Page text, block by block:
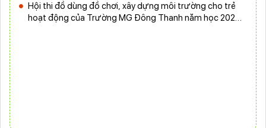
Hội thi đồ dùng đồ chơi, xây dựng môi trường cho trẻ
hoạt động của Trường MG Đông Thanh năm học 2024-